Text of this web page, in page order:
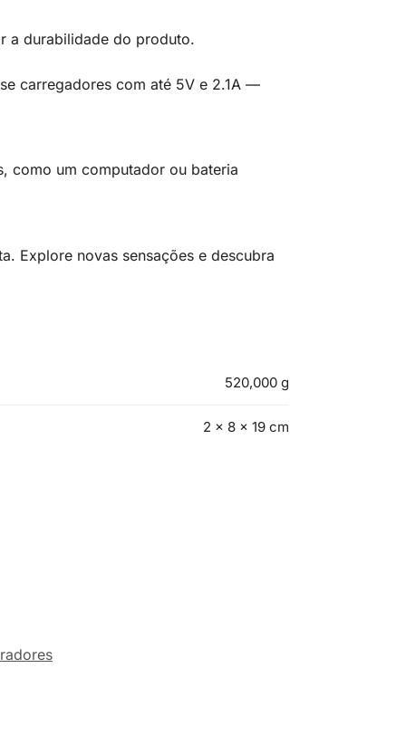
a durabilidade do produto.
carregadores com até 5V e 2.1A —
como um computador ou bateria
Explore novas sensações e descubra
520,000 g
2 × 8 × 19 cm